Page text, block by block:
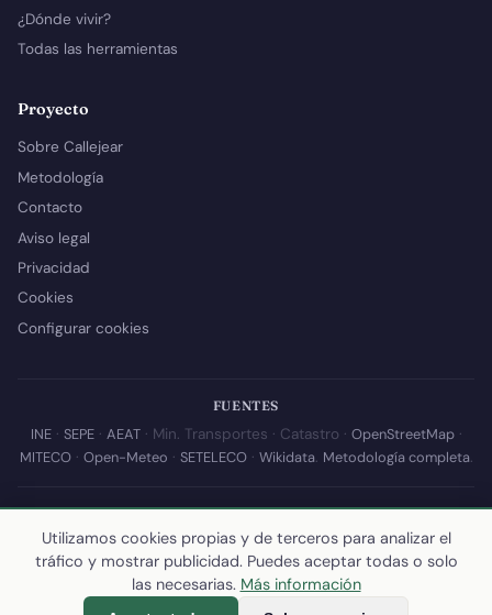
¿Dónde vivir?
Todas las herramientas
Proyecto
Sobre Callejear
Metodología
Contacto
Aviso legal
Privacidad
Cookies
Configurar cookies
FUENTES
INE· SEPE· AEAT· Min. Transportes · Catastro · OpenStreetMap·
MITECO· Open-Meteo · SETELECO· Wikidata. Metodología completa.
© 2026 Callejear.com — Directorio municipal de España con datos
abiertos. Desarrollado y mantenido porYoel Castaño.
Última actualización de esta página:10 de julio de 2026
calculamos los datos
Utilizamos cookies propias y de terceros para analizar el
tráfico y mostrar publicidad. Puedes aceptar todas o solo
las necesarias. Más información